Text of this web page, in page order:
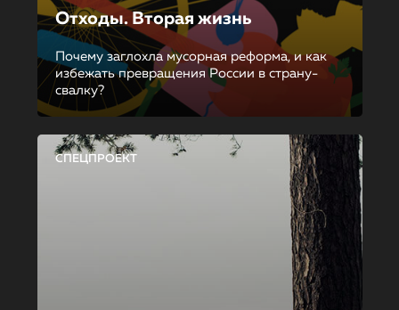
Отходы. Вторая жизнь
Почему заглохла мусорная реформа, и как
избежать превращения России в страну-
свалку?
СПЕЦПРОЕКТ